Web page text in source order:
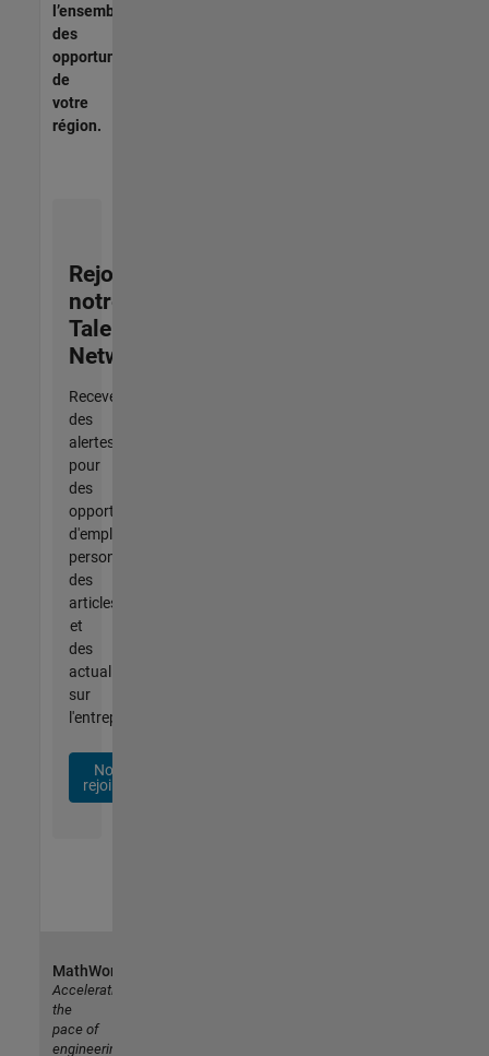
l’ensemble
des
opportunités
de
votre
région.
Rejoignez
notre
Talent
Network
Recevez
des
alertes
pour
des
opportunités
d'emploi
personnalisées,
des
articles
et
des
actualités
sur
l'entreprise.
Nous
rejoindre
MathWorks
Accelerating
the
pace of
engineering